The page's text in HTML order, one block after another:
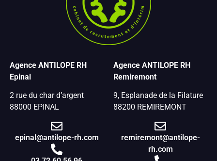
Agence ANTILOPE RH
Epinal
2 rue du char d’argent
88000 EPINAL
epinal@antilope-rh.com
Agence ANTILOPE RH
Remiremont
9, Esplanade de la Filature
88200 REMIREMONT
remiremont@antilope-
rh.com